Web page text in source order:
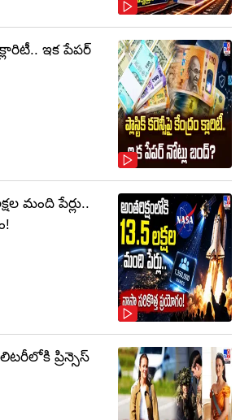
క్లారిటీ.. ఇక పేపర్‌
మంది పేర్లు..
ప్రిన్సెస్